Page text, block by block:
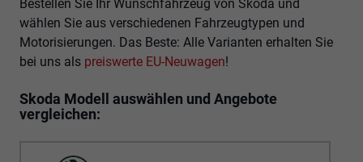
Bestellen Sie Ihr Wunschfahrzeug von Skoda und
wählen Sie aus verschiedenen Fahrzeugtypen und
Motorisierungen. Das Beste: Alle Varianten erhalten Sie
bei uns als preiswerte EU-Neuwagen!
Skoda Modell auswählen und Angebote
vergleichen: